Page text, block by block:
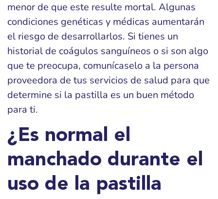
menor de que este resulte mortal. Algunas
condiciones genéticas y médicas aumentarán
el riesgo de desarrollarlos. Si tienes un
historial de coágulos sanguíneos o si son algo
que te preocupa, comunícaselo a la persona
proveedora de tus servicios de salud para que
determine si la pastilla es un buen método
para ti.
¿Es normal el
manchado durante el
uso de la pastilla